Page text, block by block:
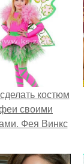
костюм
своими
Фея Винкс